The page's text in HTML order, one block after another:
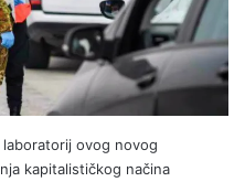
ovog novog
kapitalističkog načina